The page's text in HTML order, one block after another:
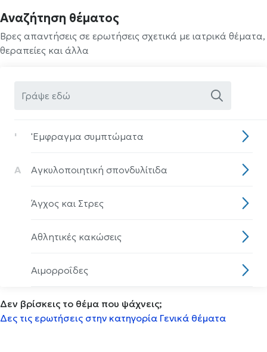
Αναζήτηση θέματος
Βρες απαντήσεις σε ερωτήσεις σχετικά με ιατρικά θέματα,
θεραπείες και άλλα
' 'Eμφραγμα συμπτώματα
Α Αγκυλοποιητική σπονδυλίτιδα
Άγχος και Στρες
Αθλητικές κακώσεις
Αιμορροΐδες
Αισθητηριακη ολοκλήρωση
Δεν βρίσκεις το θέμα που ψάχνεις;
Δες τις ερωτήσεις στην κατηγορία Γενικά θέματα